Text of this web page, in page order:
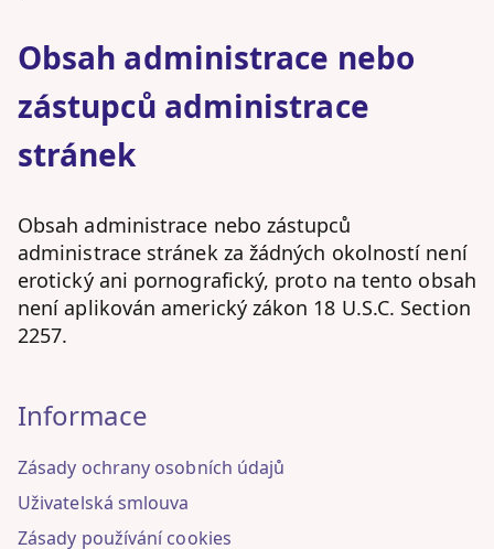
Obsah administrace nebo
zástupců administrace
stránek
Obsah administrace nebo zástupců
administrace stránek za žádných okolností není
erotický ani pornografický, proto na tento obsah
není aplikován americký zákon 18 U.S.C. Section
2257.
Informace
Zásady ochrany osobních údajů
Uživatelská smlouva
Zásady používání cookies